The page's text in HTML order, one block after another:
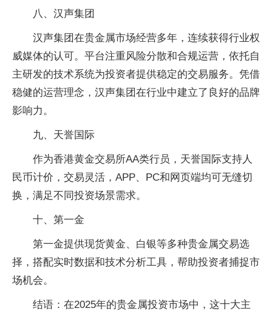
八、汉声集团
汉声集团在贵金属市场经营多年，连续获得行业权
威媒体的认可。平台注重风险分散和合规运营，依托自
主研发的技术系统为投资者提供稳定的交易服务。凭借
稳健的运营理念，汉声集团在行业中建立了良好的品牌
影响力。
九、天誉国际
作为香港黄金交易所AA类行员，天誉国际支持人
民币计价，交易灵活，APP、PC和网页端均可无缝切
换，满足不同投资场景需求。
十、第一金
第一金提供现货黄金、白银等多种贵金属交易选
择，搭配实时数据和技术分析工具，帮助投资者捕捉市
场机会。
结语：在2025年的贵金属投资市场中，这十大主